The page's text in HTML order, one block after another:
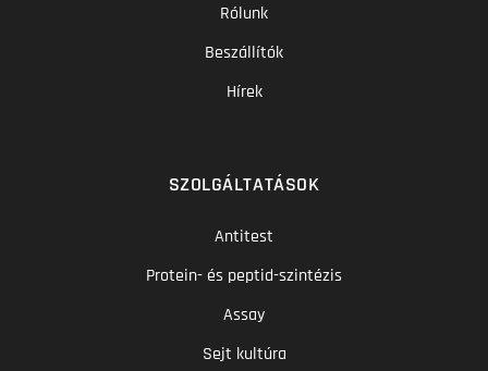
Rólunk
Beszállítók
Hírek
SZOLGÁLTATÁSOK
Antitest
Protein- és peptid-szintézis
Assay
Sejt kultúra